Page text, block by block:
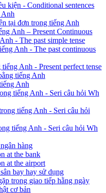
kiện - Conditional sentences
Anh
tại đơn trong tiếng Anh
Anh – Present Continuous
- The past simple tense
Anh - The past continuous
Anh - Present perfect tense
tiếng Anh
Anh
tiếng Anh - Seri câu hỏi Wh
tiếng Anh - Seri câu hỏi
tiếng Anh - Seri câu hỏi Wh
hàng
at the bank
at the airport
bay hay sử dụng
trong giao tiếp hằng ngày
cơ bản